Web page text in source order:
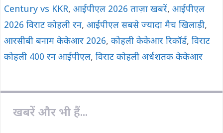
Century vs KKR, आईपीएल 2026 ताज़ा खबरें, आईपीएल
2026 विराट कोहली रन, आईपीएल सबसे ज्यादा मैच खिलाड़ी,
आरसीबी बनाम केकेआर 2026, कोहली केकेआर रिकॉर्ड, विराट
कोहली 400 रन आईपीएल, विराट कोहली अर्धशतक केकेआर
खबरें और भी हैं...